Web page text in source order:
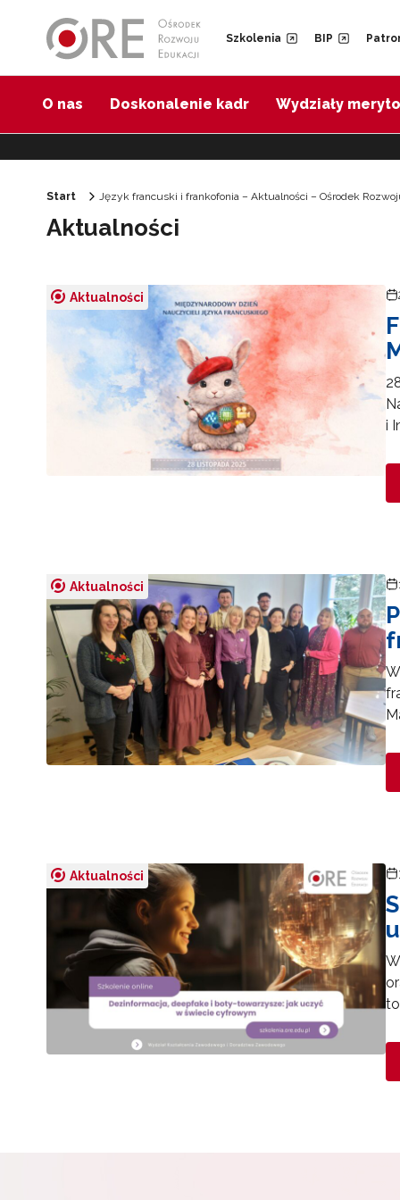
Szkolenia BIP
O nas Doskonalenie kadr Wydziały
Start Język francuski i frankofonia – Aktualności – Ośrodek
Aktualności
Aktualności
i
Aktualności
Aktualności